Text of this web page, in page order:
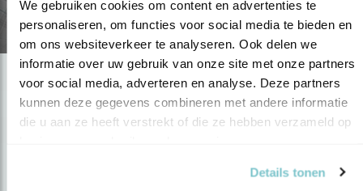
We gebruiken cookies om content en advertenties te
personaliseren, om functies voor social media te bieden en
om ons websiteverkeer te analyseren. Ook delen we
informatie over uw gebruik van onze site met onze partners
voor social media, adverteren en analyse. Deze partners
kunnen deze gegevens combineren met andere informatie
die u aan ze heeft verstrekt of die ze hebben verzameld op
Details tonen
02.09.16